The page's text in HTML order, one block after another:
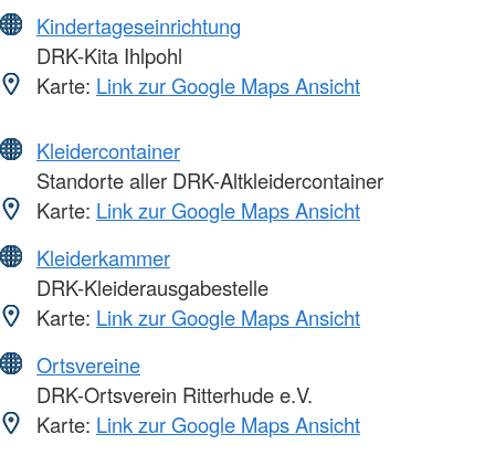
Kindertageseinrichtung
DRK-Kita Ihlpohl
Karte: Link zur Google Maps Ansicht
Kleidercontainer
Standorte aller DRK-Altkleidercontainer
Karte: Link zur Google Maps Ansicht
Kleiderkammer
DRK-Kleiderausgabestelle
Karte: Link zur Google Maps Ansicht
Ortsvereine
DRK-Ortsverein Ritterhude e.V.
Karte: Link zur Google Maps Ansicht